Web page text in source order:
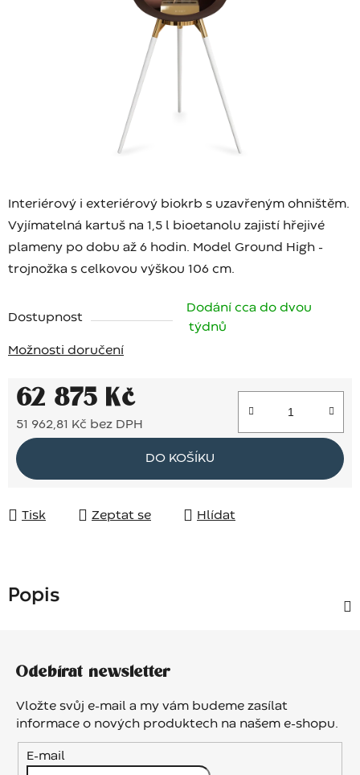
Interiérový i exteriérový biokrb s uzavřeným ohništěm.
Vyjímatelná kartuš na 1,5 l bioetanolu zajistí hřejivé
plameny po dobu až 6 hodin. Model Ground High -
trojnožka s celkovou výškou 106 cm.
Dostupnost
Dodání cca do dvou
týdnů
Možnosti doručení
62 875 Kč
51 962,81 Kč bez DPH
Měrná cena:
DO KOŠÍKU
Tisk Zeptat se Hlídat
Popis
Odebírat newsletter
Vložte svůj e-mail a my vám budeme zasílat
informace o nových produktech na našem e-shopu.
E-mail